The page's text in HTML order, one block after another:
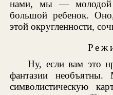
нами, мы — молодой
большой ребенок.
этой округленности,
Ну, если вам это
фантазии
символистическую